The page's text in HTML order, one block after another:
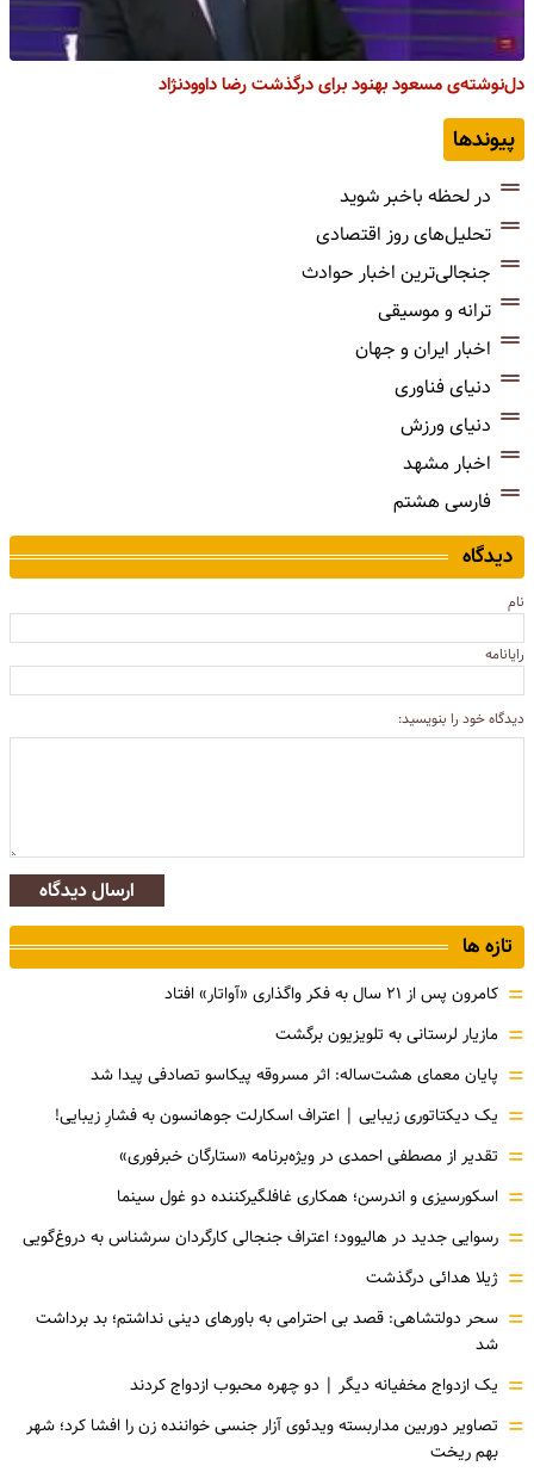
دل‌نوشته‌ی مسعود بهنود برای درگذشت رضا داوودنژاد
پیوندها
در لحظه باخبر شوید
تحلیل‌های روز اقتصادی
جنجالی‌ترین اخبار حوادث
ترانه و موسیقی
اخبار ایران و جهان
دنیای فناوری
دنیای ورزش
اخبار مشهد
فارسی هشتم
دیدگاه
نام
رایانامه
دیدگاه خود را بنویسید:
ارسال دیدگاه
تازه ها
= کامرون پس از ۲۱ سال به فکر واگذاری «آواتار» افتاد
= مازیار لرستانی به تلویزیون برگشت
= پایان معمای هشت‌ساله: اثر مسروقه پیکاسو تصادفی پیدا شد
= یک دیکتاتوری زیبایی | اعتراف اسکارلت جوهانسون به فشارِ زیبایی!
= تقدیر از مصطفی احمدی در ویژه‌برنامه «ستارگان خبرفوری»
= اسکورسیزی و اندرسن؛ همکاری غافلگیرکننده دو غول سینما
= رسوایی جدید در هالیوود؛ اعتراف جنجالی کارگردان سرشناس به دروغ‌گویی
= ژیلا هدائی درگذشت
= سحر دولتشاهی: قصد بی احترامی به باورهای دینی نداشتم؛ بد برداشت
شد
= یک ازدواج مخفیانه دیگر | دو چهره محبوب ازدواج کردند
= تصاویر دوربین مداربسته ویدئوی آزار جنسی خواننده زن را افشا کرد؛ شهر
بهم ریخت